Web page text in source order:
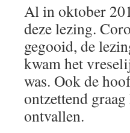
Al in oktober
deze lezing.
gegooid, de
kwam het
was. Ook de
ontzettend
ontvallen.